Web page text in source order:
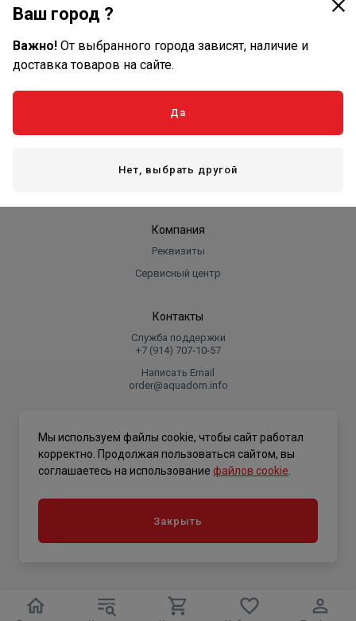
Теплоизолированные
Стальные
водогазопроводные
Оплата
Компания
Реквизиты
Сервисный центр
Контакты
Служба поддержки
+7 (914) 707‑10‑57
Написать Email
order@aquadom.info
.
Ваш город ?
Важно! От выбранного города зависят, наличие и
доставка товаров на сайте.
Да
Нет, выбрать другой
Мы используем файлы cookie, чтобы сайт работал
корректно. Продолжая пользоваться сайтом, вы
соглашаетесь на использование файлов cookie
Закрыть